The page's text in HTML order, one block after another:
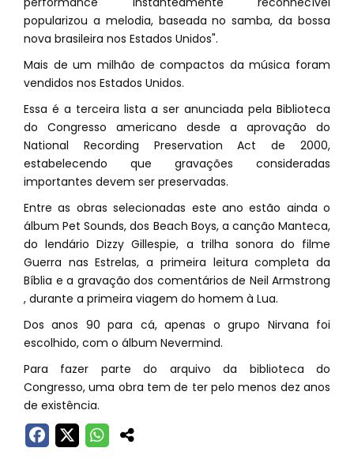
popularizou a melodia, baseada no samba, da bossa
nova brasileira nos Estados Unidos".
Mais de um milhão de compactos da música foram
vendidos nos Estados Unidos.
Essa é a terceira lista a ser anunciada pela Biblioteca
do Congresso americano desde a aprovação do
National Recording Preservation Act de 2000,
estabelecendo que gravações consideradas
importantes devem ser preservadas.
Entre as obras selecionadas este ano estão ainda o
álbum Pet Sounds, dos Beach Boys, a canção Manteca,
do lendário Dizzy Gillespie, a trilha sonora do filme
Guerra nas Estrelas, a primeira leitura completa da
Bíblia e a gravação dos comentários de Neil Armstrong
, durante a primeira viagem do homem à Lua.
Dos anos 90 para cá, apenas o grupo Nirvana foi
escolhido, com o álbum Nevermind.
Para fazer parte do arquivo da biblioteca do
Congresso, uma obra tem de ter pelo menos dez anos
de existência.